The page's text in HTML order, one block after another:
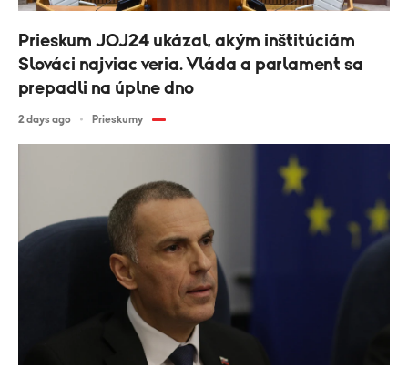
Prieskum JOJ24 ukázal, akým inštitúciám
Slováci najviac veria. Vláda a parlament sa
prepadli na úplne dno
2 days ago Prieskumy